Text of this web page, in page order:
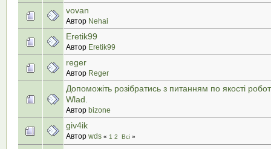
vovan
Автор Nehai
Eretik99
Автор Eretik99
reger
Автор Reger
Допоможіть розібратись з питанням по якості
Wlad.
Автор bizone
giv4ik
Автор wds « 1 2 Всі »